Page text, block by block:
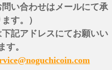
い合わせはメールにて承
す。）
記アドレスにてお願いい
す。